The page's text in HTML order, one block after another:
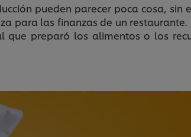
pueden parecer poca cosa, sin
para las finanzas de un restaurante.
preparó los alimentos o los